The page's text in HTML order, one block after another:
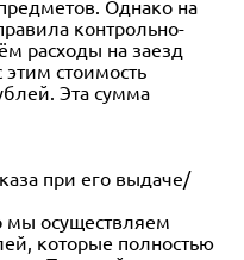
Однако на
контрольно-
расходы на заезд
стоимость
Эта сумма
при его выдаче/
осуществляем
которые полностью